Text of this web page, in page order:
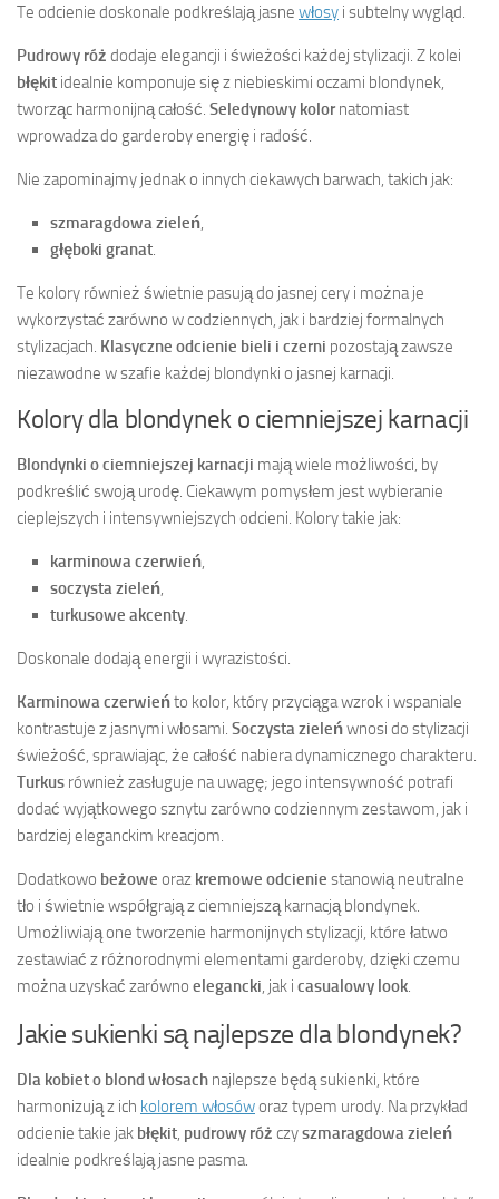
Te odcienie doskonale podkreślają jasne włosy i subtelny wygląd.
Pudrowy róż dodaje elegancji i świeżości każdej stylizacji. Z kolei
błękit idealnie komponuje się z niebieskimi oczami blondynek,
tworząc harmonijną całość. Seledynowy kolornatomiast
wprowadza do garderoby energię i radość.
Nie zapominajmy jednak o innych ciekawych barwach, takich jak:
szmaragdowa zieleń,
głęboki granat.
Te kolory również świetnie pasują do jasnej cery i można je
wykorzystać zarówno w codziennych, jak i bardziej formalnych
stylizacjach. Klasyczne odcienie bieli i czerni pozostają zawsze
niezawodne w szafie każdej blondynki o jasnej karnacji.
Kolory dla blondynek o ciemniejszej karnacji
Blondynki o ciemniejszej karnacji mają wiele możliwości, by
podkreślić swoją urodę. Ciekawym pomysłem jest wybieranie
cieplejszych i intensywniejszych odcieni. Kolory takie jak:
karminowa czerwień,
soczysta zieleń,
turkusowe akcenty.
Doskonale dodają energii i wyrazistości.
Karminowa czerwieńto kolor, który przyciąga wzrok i wspaniale
kontrastuje z jasnymi włosami. Soczysta zieleńwnosi do stylizacji
świeżość, sprawiając, że całość nabiera dynamicznego charakteru.
Turkus również zasługuje na uwagę; jego intensywność potrafi
dodać wyjątkowego sznytu zarówno codziennym zestawom, jak i
bardziej eleganckim kreacjom.
Dodatkowo beżowe oraz kremowe odcienie stanowią neutralne
tło i świetnie współgrają z ciemniejszą karnacją blondynek.
Umożliwiają one tworzenie harmonijnych stylizacji, które łatwo
zestawiać z różnorodnymi elementami garderoby, dzięki czemu
można uzyskać zarówno elegancki, jak i casualowy look.
Jakie sukienki są najlepsze dla blondynek?
Dla kobiet o blond włosach najlepsze będą sukienki, które
harmonizują z ich kolorem włosóworaz typem urody. Na przykład
odcienie takie jak błękit, pudrowy róż czyszmaragdowa zieleń
idealnie podkreślają jasne pasma.